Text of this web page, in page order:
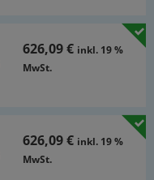
626,09 € inkl. 19 %
MwSt.
626,09 € inkl. 19 %
MwSt.